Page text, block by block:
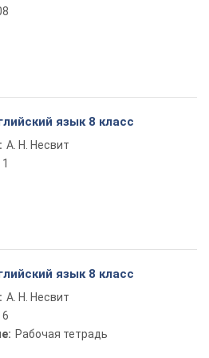
язык 8 класс
А. Н. Несвит
язык 8 класс
А. Н. Несвит
Рабочая тетрадь